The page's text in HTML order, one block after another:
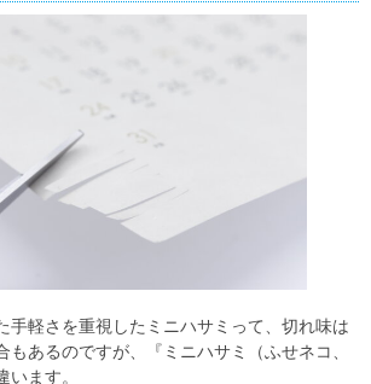
手軽さを重視したミニハサミって、切れ味は
あるのですが、『ミニハサミ（ふせネコ、
います。